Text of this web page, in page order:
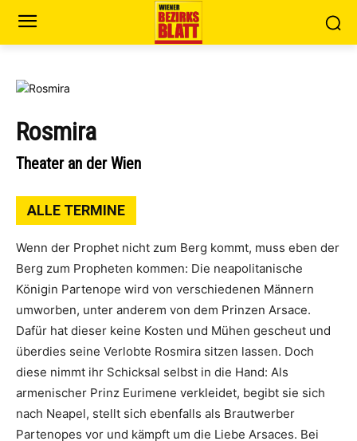
Rosmira
Theater an der Wien
ALLE TERMINE
Wenn der Prophet nicht zum Berg kommt, muss eben der
Berg zum Propheten kommen: Die neapolitanische
Königin Partenope wird von verschiedenen Männern
umworben, unter anderem von dem Prinzen Arsace.
Dafür hat dieser keine Kosten und Mühen gescheut und
überdies seine Verlobte Rosmira sitzen lassen. Doch
diese nimmt ihr Schicksal selbst in die Hand: Als
armenischer Prinz Eurimene verkleidet, begibt sie sich
nach Neapel, stellt sich ebenfalls als Brautwerber
Partenopes vor und kämpft um die Liebe Arsaces. Bei